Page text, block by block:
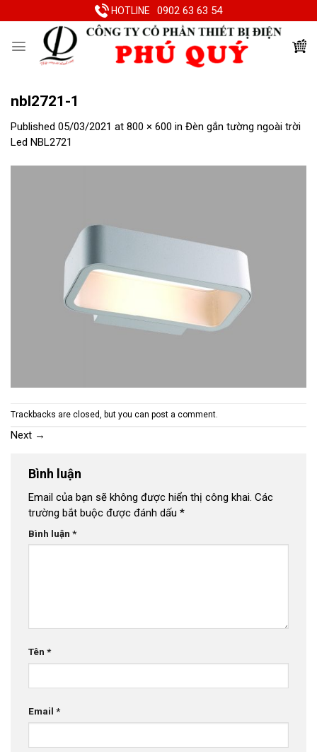
to
HOTLINE 0902 63 63 54
nbl2721-1
Published 05/03/2021 at 800 × 600 in Đèn gắn tường ngoài trời
Led NBL2721
Trackbacks are closed, but you can post a comment.
Next →
Bình luận
Email của bạn sẽ không được hiển thị công khai. Các
trường bắt buộc được đánh dấu *
Bình luận *
Tên *
Email *